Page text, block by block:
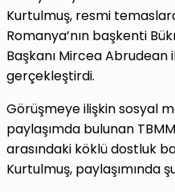
Kurtulmuş, resmi
Romanya’nın başkenti
Başkanı Mircea
gerçekleştirdi.
Görüşmeye ilişkin sosyal
paylaşımda bulunan
arasındaki köklü dostluk
Kurtulmuş, paylaşımında